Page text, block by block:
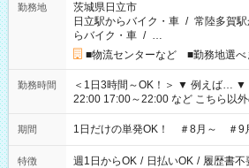
勤務地
茨城県日立市
日立駅からバイク・車 / 常陸多賀
らバイク・車 / …
■物流センターなど ■勤務地選べ
勤務時間
＜1日3時間～OK！＞ ▼ 例えば… ▼ 15:00～18:00 15:00～
22:00 17:00～22:00 など こちら以外の時間もお気軽にご相談く
ださい！
期間 1日だけの単発OK！ ＃8月～ ＃9
特徴 週1日からOK / 日払いOK / 履歴書不